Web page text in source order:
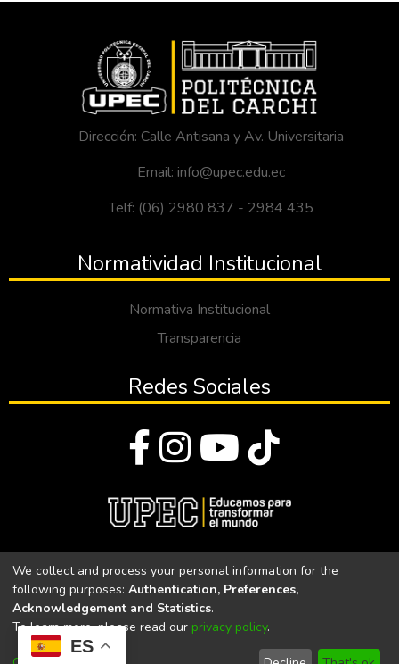
ES
Dirección: Calle Antisana y Av. Universitaria
Email: info@upec.edu.ec
Telf: (06) 2980 837 - 2984 435
Normatividad Institucional
Normativa Institucional
Transparencia
Redes Sociales
Universidad Politécnica Estatal del Carchi
Universidad Politécnica Estatal del Carchi | Acreditada por el
We collect and process your personal information for the
following purposes: Authentication, Preferences,
Acknowledgement and Statistics.
To learn more, please read our privacy policy.